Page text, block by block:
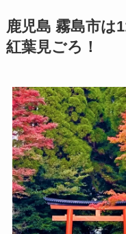
鹿児島 霧島市は
紅葉見ごろ！